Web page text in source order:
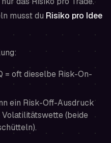
musst du Risiko pro Idee
= oft dieselbe Risk-On-
ein Risk-Off-Ausdruck
(beide